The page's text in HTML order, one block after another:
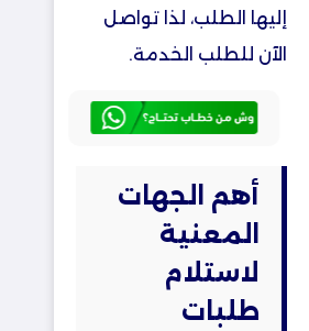
إليها الطلب، لذا تواصل
الآن للطلب الخدمة.
أهم الجهات
المعنية
لاستلام
طلبات